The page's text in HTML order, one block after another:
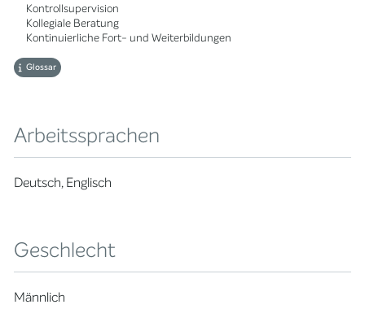
Kontrollsupervision
Kollegiale Beratung
Kontinuierliche Fort- und Weiterbildungen
Glossar
Arbeitssprachen
Deutsch, Englisch
Geschlecht
Männlich